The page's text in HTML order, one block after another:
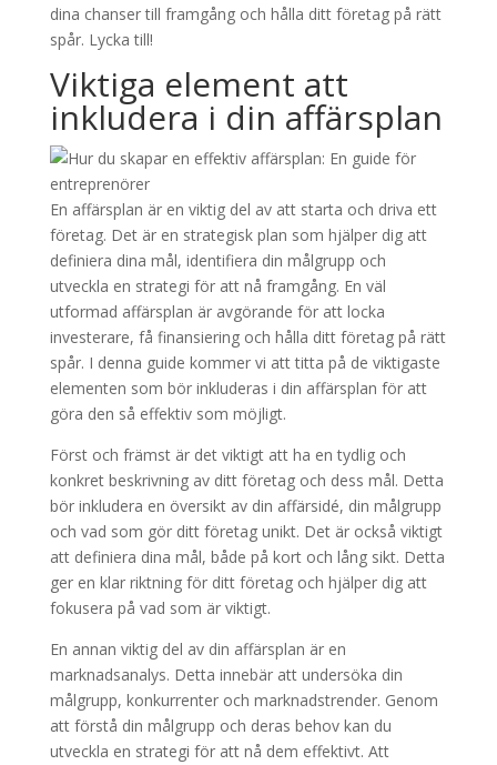
dina chanser till framgång och hålla ditt företag på rätt
spår. Lycka till!
Viktiga element att
inkludera i din affärsplan
En affärsplan är en viktig del av att starta och driva ett
företag. Det är en strategisk plan som hjälper dig att
definiera dina mål, identifiera din målgrupp och
utveckla en strategi för att nå framgång. En väl
utformad affärsplan är avgörande för att locka
investerare, få finansiering och hålla ditt företag på rätt
spår. I denna guide kommer vi att titta på de viktigaste
elementen som bör inkluderas i din affärsplan för att
göra den så effektiv som möjligt.
Först och främst är det viktigt att ha en tydlig och
konkret beskrivning av ditt företag och dess mål. Detta
bör inkludera en översikt av din affärsidé, din målgrupp
och vad som gör ditt företag unikt. Det är också viktigt
att definiera dina mål, både på kort och lång sikt. Detta
ger en klar riktning för ditt företag och hjälper dig att
fokusera på vad som är viktigt.
En annan viktig del av din affärsplan är en
marknadsanalys. Detta innebär att undersöka din
målgrupp, konkurrenter och marknadstrender. Genom
att förstå din målgrupp och deras behov kan du
utveckla en strategi för att nå dem effektivt. Att